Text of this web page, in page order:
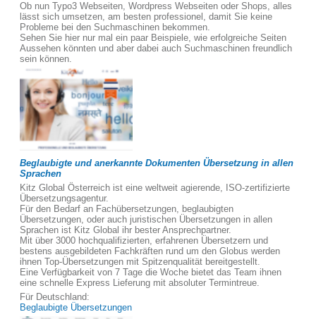
Ob nun Typo3 Webseiten, Wordpress Webseiten oder Shops, alles
lässt sich umsetzen, am besten professionel, damit Sie keine
Probleme bei den Suchmaschinen bekommen.
Sehen Sie hier nur mal ein paar Beispiele, wie erfolgreiche Seiten
Aussehen könnten und aber dabei auch Suchmaschinen freundlich
sein können.
Beglaubigte und anerkannte Dokumenten Übersetzung in allen
Sprachen
Kitz Global Österreich ist eine weltweit agierende, ISO-zertifizierte
Übersetzungsagentur.
Für den Bedarf an Fachübersetzungen, beglaubigten
Übersetzungen, oder auch juristischen Übersetzungen in allen
Sprachen ist Kitz Global ihr bester Ansprechpartner.
Mit über 3000 hochqualifizierten, erfahrenen Übersetzern und
bestens ausgebildeten Fachkräften rund um den Globus werden
ihnen Top-Übersetzungen mit Spitzenqualität bereitgestellt.
Eine Verfügbarkeit von 7 Tage die Woche bietet das Team ihnen
eine schnelle Express Lieferung mit absoluter Termintreue.
Für Deutschland:
Beglaubigte Übersetzungen